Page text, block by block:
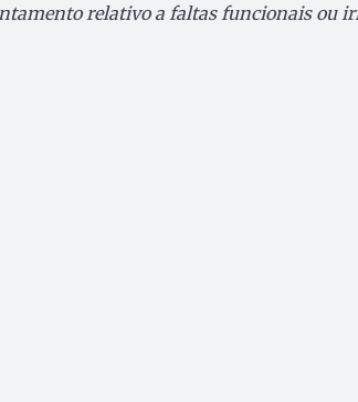
relativo a faltas funcionais ou